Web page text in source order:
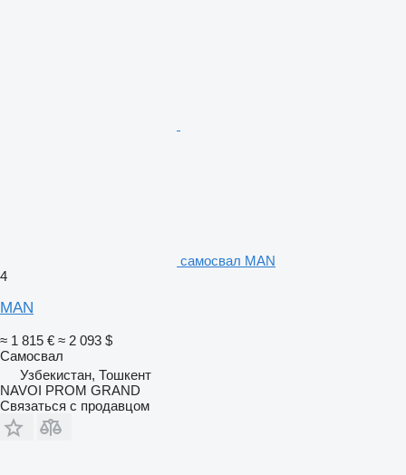
самосвал MAN
4
MAN
≈ 1 815 € ≈ 2 093 $
Самосвал
Узбекистан, Тошкент
NAVOI PROM GRAND
Связаться с продавцом